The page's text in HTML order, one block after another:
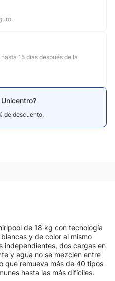
15 días después de la
de descuento.
de 18 kg con tecnología
y de color al mismo
independientes, dos cargas en
y agua no se mezclen entre
que remueva más de 40 tipos
hasta las más difíciles.